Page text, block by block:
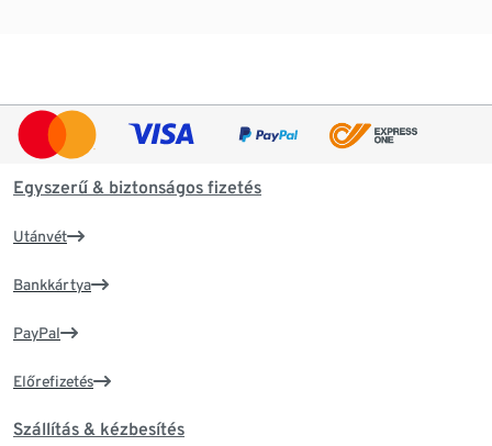
Egyszerű & biztonságos fizetés
Utánvét
Bankkártya
PayPal
Előrefizetés
Szállítás & kézbesítés